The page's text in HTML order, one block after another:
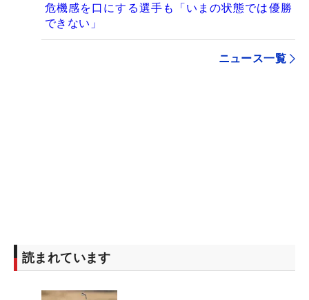
危機感を口にする選手も「いまの状態では優勝
できない」
ニュース一覧
読まれています